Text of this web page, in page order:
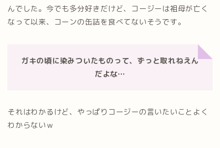
んでした。今でも多分好きだけど、コージーは祖母が亡く
なって以来、コーンの缶詰を食べてないそうです。
ガキの頃に染みついたものって、ずっと取れねえん
だよな…
それはわかるけど、やっぱりコージーの言いたいことよく
わからないｗ